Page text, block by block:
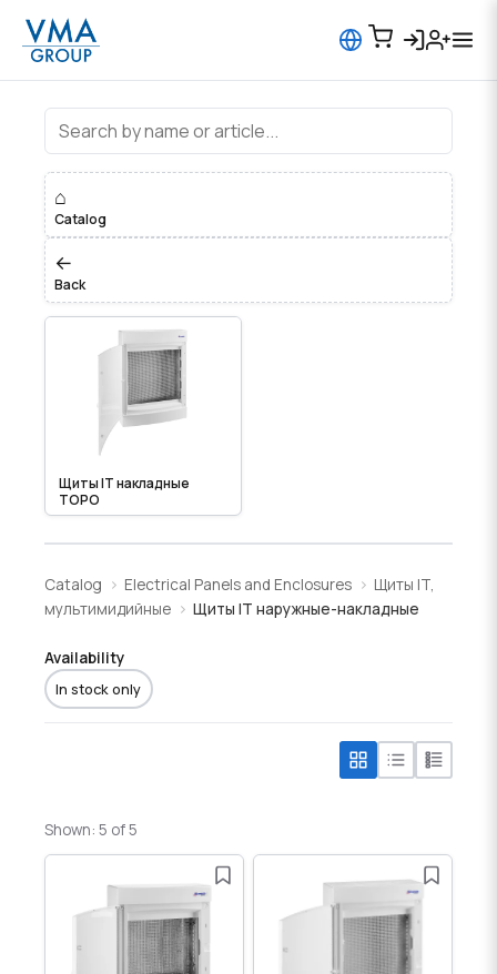
Щиты IT наружные-накладные
⌂
Catalog
←
Back
Щиты IT накладные
TOPO
Catalog Electrical Panels and Enclosures
Щиты IT,
мультимидийные
Щиты IT наружные-накладные
Availability
In stock only
Shown: 5 of 5